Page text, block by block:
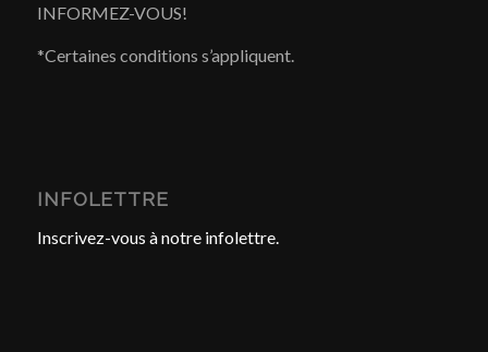
INFORMEZ-VOUS!
*Certaines conditions s’appliquent.
INFOLETTRE
Inscrivez-vous à notre infolettre.